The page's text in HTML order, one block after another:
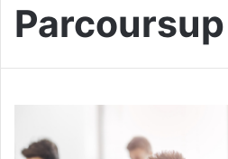
Parcoursup